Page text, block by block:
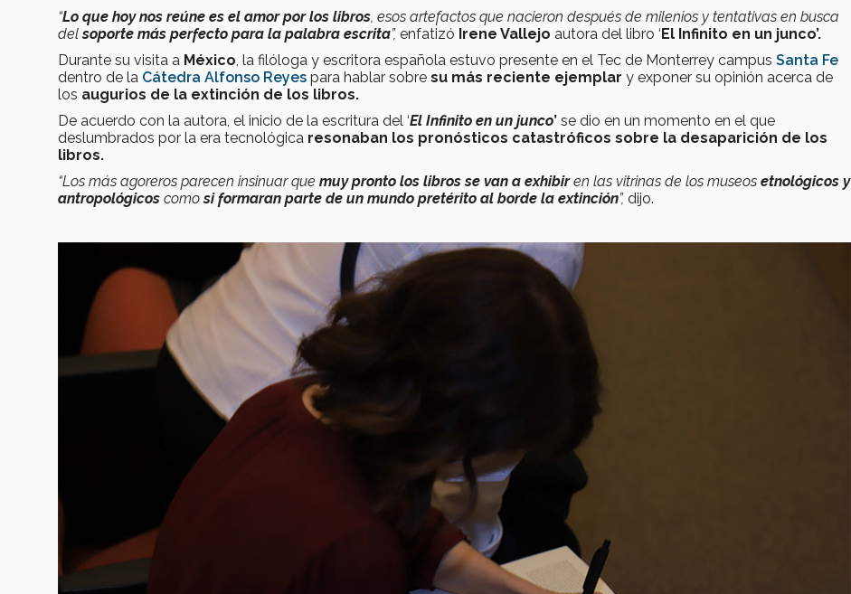
“Lo que hoy nos reúne es el amor por los libros , esos artefactos que nacieron después de milenios y tentativas en busca
delsoporte más perfecto para la palabra escrita”, enfatizó Irene Vallejo autora del libro ‘El Infinito en un junco’.
Durante su visita a México , la filóloga y escritora española estuvo presente en el Tec de Monterrey campus Santa Fe
dentro de la Cátedra Alfonso Reyes para hablar sobre su más reciente ejemplar y exponer su opinión acerca de
los augurios de la extinción de los libros.
De acuerdo con la autora, el inicio de la escritura del ‘El Infinito en un junco’ se dio en un momento en el que
deslumbrados por la era tecnológica resonaban los pronósticos catastróficos sobre la desaparición de los
libros.
“Los más agoreros parecen insinuar que muy pronto los libros se van a exhibiren las vitrinas de los museos etnológicos y
antropológicos comosi formaran parte de un mundo pretérito al borde la extinción”, dijo.